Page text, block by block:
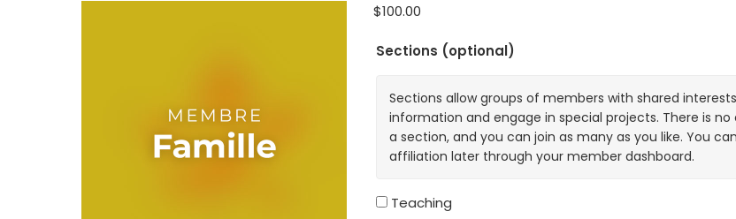
$100.00
Sections (optional)
Teaching
Sections allow groups of members with shared
information and engage in special projects. There is
a section, and you can join as many as you like. You
affiliation later through your member dashboard.